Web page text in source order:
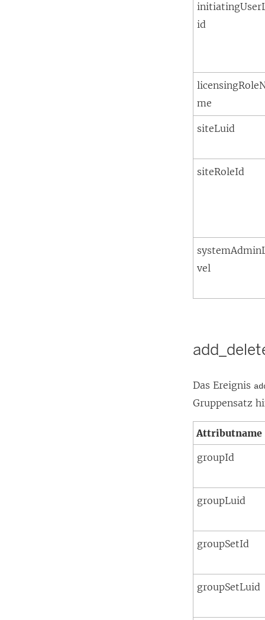
id
me
siteLuid
siteRoleId
vel
Das Ereignis
Gruppensatz
Attributname
groupId
groupLuid
groupSetId
groupSetLuid